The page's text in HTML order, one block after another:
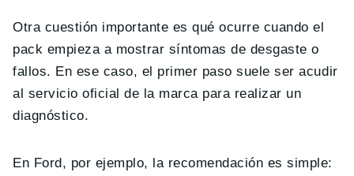
Otra cuestión importante es qué ocurre cuando el
pack empieza a mostrar síntomas de desgaste o
fallos. En ese caso, el primer paso suele ser acudir
al servicio oficial de la marca para realizar un
diagnóstico.
En Ford, por ejemplo, la recomendación es simple: